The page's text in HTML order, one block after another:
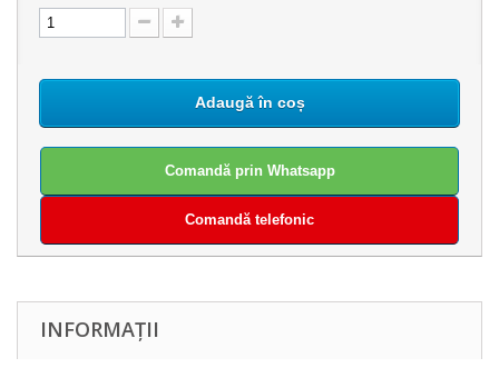
Adaugă în coș
Comandă prin Whatsapp
Comandă telefonic
INFORMAȚII